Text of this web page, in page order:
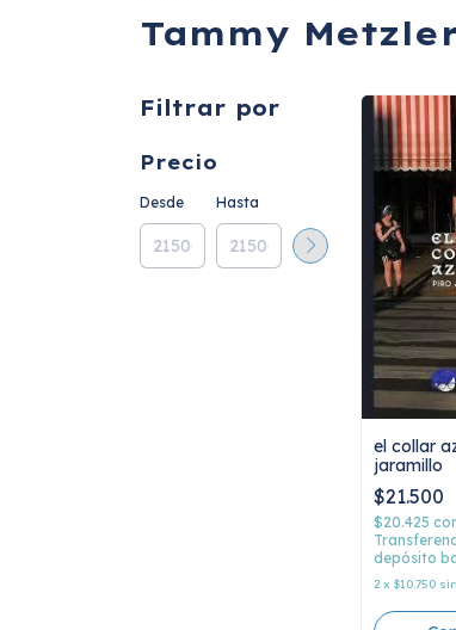
Tammy
Filtrar por
Precio
Desde Hasta
el collar
jaramillo
$21.500
$20.425
depósito
2 x $10.750